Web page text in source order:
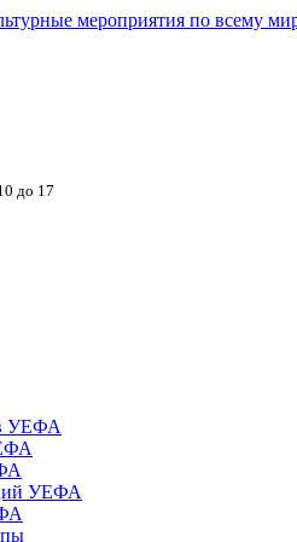
мероприятия по всему
до 17
УЕФА
УЕФА